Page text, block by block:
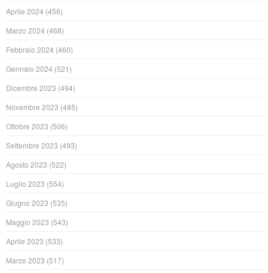
Aprile 2024 (456)
Marzo 2024 (468)
Febbraio 2024 (460)
Gennaio 2024 (521)
Dicembre 2023 (494)
Novembre 2023 (485)
Ottobre 2023 (506)
Settembre 2023 (493)
Agosto 2023 (522)
Luglio 2023 (554)
Giugno 2023 (535)
Maggio 2023 (543)
Aprile 2023 (533)
Marzo 2023 (517)